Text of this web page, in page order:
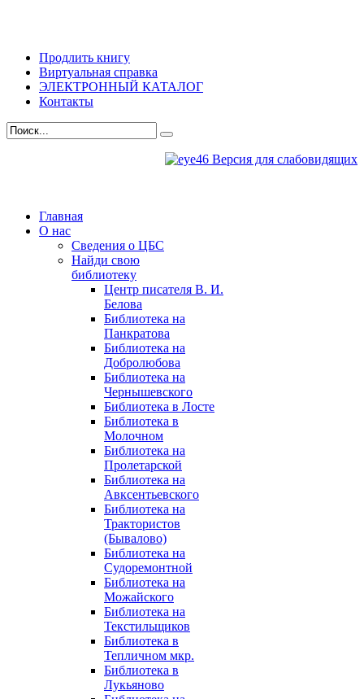
Продлить книгу
Виртуальная справка
ЭЛЕКТРОННЫЙ КАТАЛОГ
Контакты
Версия для слабовидящих
Главная
О нас
Сведения о ЦБС
Найди свою
библиотеку
Центр писателя В. И.
Белова
Библиотека на
Панкратова
Библиотека на
Добролюбова
Библиотека на
Чернышевского
Библиотека в Лосте
Библиотека в
Молочном
Библиотека на
Пролетарской
Библиотека на
Авксентьевского
Библиотека на
Трактористов
(Бывалово)
Библиотека на
Судоремонтной
Библиотека на
Можайского
Библиотека на
Текстильщиков
Библиотека в
Тепличном мкр.
Библиотека в
Лукьяново